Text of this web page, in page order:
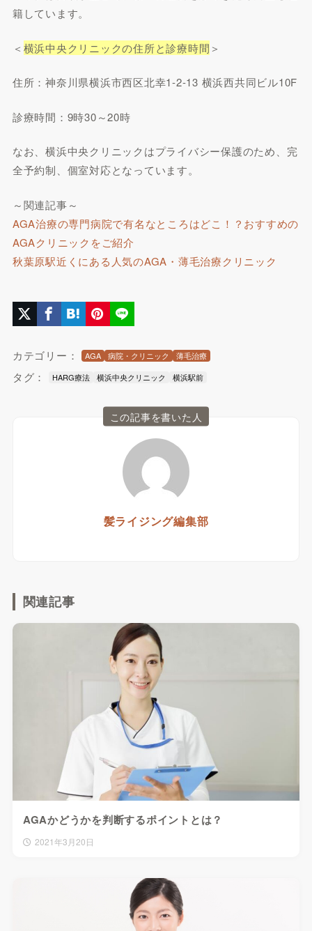
籍しています。
＜ 横浜中央クリニックの住所と診療時間 ＞
住所：神奈川県横浜市西区北幸1-2-13 横浜西共同ビル10F
診療時間：9時30～20時
なお、横浜中央クリニックはプライバシー保護のため、完
全予約制、個室対応となっています。
～関連記事～
AGA治療の専門病院で有名なところはどこ！？おすすめの
AGAクリニックをご紹介
秋葉原駅近くにある人気のAGA・薄毛治療クリニック
カテゴリー： AGA 病院・クリニック 薄毛治療
タグ： HARG療法 横浜中央クリニック 横浜駅前
この記事を書いた人
髪ライジング編集部
関連記事
AGAかどうかを判断するポイントとは？
2021年3月20日